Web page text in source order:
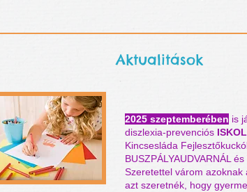
Aktualitások
2025 szeptemberében is
diszlexia-prevenciós
Kincsesláda
BUSZPÁLYAUDVARNÁL
Szeretettel várom
azt szeretnék, hogy